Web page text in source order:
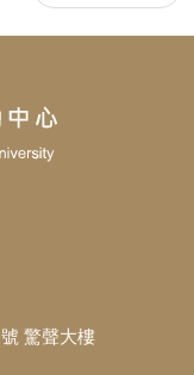
驚聲大樓